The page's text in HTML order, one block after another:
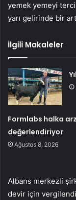
yemek yemeyi
yarı gelirinde bir
İlgili Makaleler
Formlabs halka
değerlendiriyor
Ağustos 8, 2026
Albans merkezli
devir için